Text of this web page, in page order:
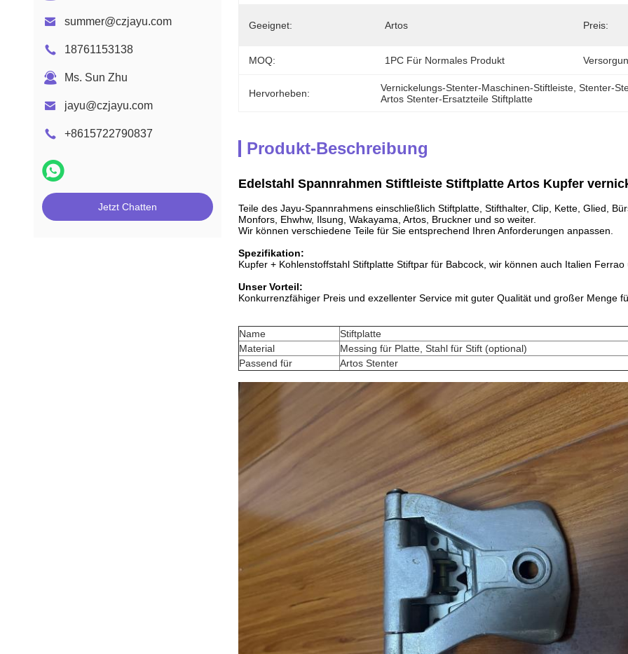
summer@czjayu.com
18761153138
Ms. Sun Zhu
jayu@czjayu.com
+8615722790837
Jetzt Chatten
Geeignet: Artos Preis:
MOQ: 1PC Für Normales Produkt
Hervorheben: Vernickelungs-Stenter-Maschinen-Stiftleiste , Stenter-
Artos Stenter-Ersatzteile Stiftplatte
Produkt-Beschreibung
Edelstahl Spannrahmen Stiftleiste Stiftplatte Artos Kupfer
Teile des Jayu-Spannrahmens einschließlich Stiftplatte, Stifthalter, Clip, Kette, Glied,
Monfors, Ehwhw, Ilsung, Wakayama, Artos, Bruckner und so weiter.
Wir können verschiedene Teile für Sie entsprechend Ihren Anforderungen anpassen.
Spezifikation:
Kupfer + Kohlenstoffstahl Stiftplatte Stiftpar für Babcock, wir können auch Italien
Unser Vorteil:
Konkurrenzfähiger Preis und exzellenter Service mit guter Qualität und großer Menge
Name
Stiftplatte
Material
Messing für Platte, Stahl für Stift (optional)
Passend für
Artos Stenter